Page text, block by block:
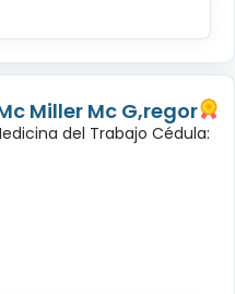
Miller Mc G,regor
del Trabajo Cédula: